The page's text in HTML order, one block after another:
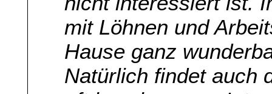
mit Löhnen und
Hause ganz
Natürlich findet auch